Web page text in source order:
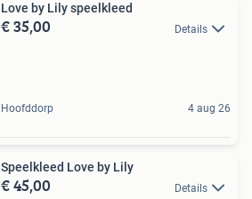
Love by Lily speelkleed
€ 35,00 Details
Hoofddorp 4 aug 26
Speelkleed Love by Lily
€ 45,00 Details